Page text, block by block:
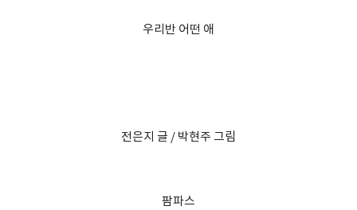
우리반 어떤 애
전은지 글 / 박현주 그림
팜파스